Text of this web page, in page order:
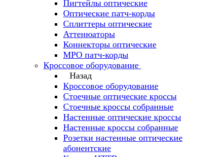
Пигтейлы оптические
Оптические патч-корды
Сплиттеры оптические
Аттенюаторы
Коннекторы оптические
MPO патч-корды
Кроссовое оборудование
Назад
Кроссовое оборудование
Стоечные оптические кроссы
Стоечные кроссы собранные
Настенные оптические кроссы
Настенные кроссы собранные
Розетки настенные оптические
абонентские